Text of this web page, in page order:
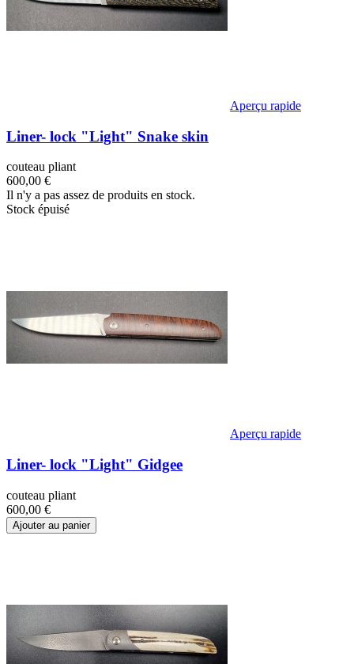
Aperçu rapide
Liner- lock "Light" Snake skin
couteau pliant
600,00 €
Il n'y a pas assez de produits en stock.
Stock épuisé
Aperçu rapide
Liner- lock "Light" Gidgee
couteau pliant
600,00 €
Ajouter au panier